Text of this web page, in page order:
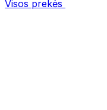
Visos prekės